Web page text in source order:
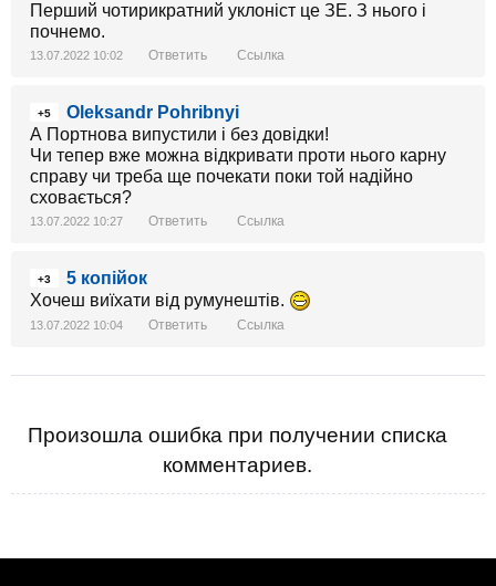
Перший чотирикратний уклоніст це ЗЕ. З нього і
почнемо.
13.07.2022 10:02 Ответить Ссылка
+5
Oleksandr Pohribnyi
А Портнова випустили і без довідки!
Чи тепер вже можна відкривати проти нього карну
справу чи треба ще почекати поки той надійно
сховається?
13.07.2022 10:27 Ответить Ссылка
+3
5 копійок
Хочеш виїхати від румунештів.
13.07.2022 10:04 Ответить Ссылка
Произошла ошибка при получении списка
комментариев.